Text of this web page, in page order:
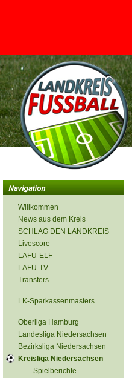
<
Willkommen
News aus dem Kreis
SCHLAG DEN LANDKREIS
Livescore
LAFU-ELF
LAFU-TV
Transfers
LK-Sparkassenmasters
Oberliga Hamburg
Landesliga Niedersachsen
Bezirksliga Niedersachsen
Kreisliga Niedersachsen
Spielberichte